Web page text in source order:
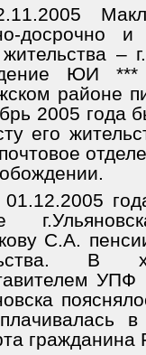
досрочно
–
ЮИ
районе
2005 года
его
С.А.
В